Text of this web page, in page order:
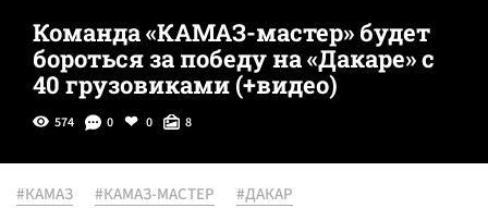
Команда «КАМАЗ-мастер» будет
бороться за победу на «Дакаре» с
40 грузовиками (+видео)
574 0 0 8
#КАМАЗ #КАМАЗ-МАСТЕР
#ДАКАР